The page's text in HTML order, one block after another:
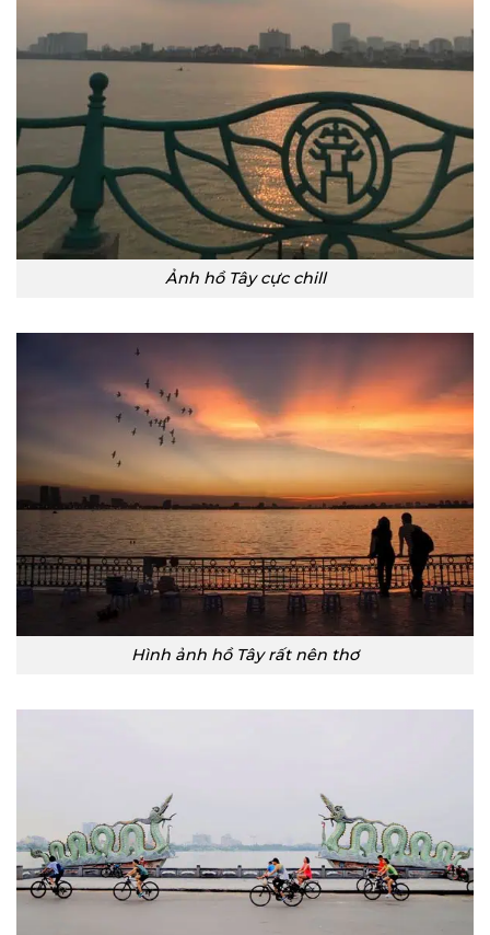
Ảnh hồ Tây cực chill
Hình ảnh hồ Tây rất nên thơ